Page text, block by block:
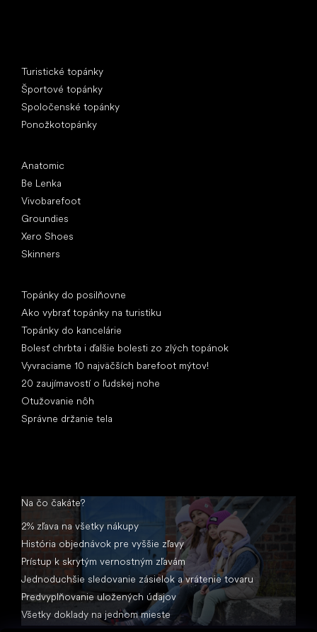
Turistické topánky
Športové topánky
Spoločenské topánky
Ponožkotopánky
Anatomic
Be Lenka
Vivobarefoot
Groundies
Xero Shoes
Skinners
Topánky do posilňovne
Ako vybrať topánky na turistiku
Topánky do kancelárie
Bolesť chrbta i ďalšie bolesti zo zlých topánok
Vyvraciame 10 najväčších barefoot mýtov!
20 zaujímavostí o ľudskej nohe
Otužovanie nôh
Správne držanie tela
Na čo čakáte?
2% zľava na všetky nákupy
História objednávok pre vyššie zľavy
Prístup k skrytým vernostným zľavám
Jednoduchšie sledovanie zásielok a vrátenie tovaru
Predvyplňovanie uložených údajov
Všetky doklady na jednom mieste